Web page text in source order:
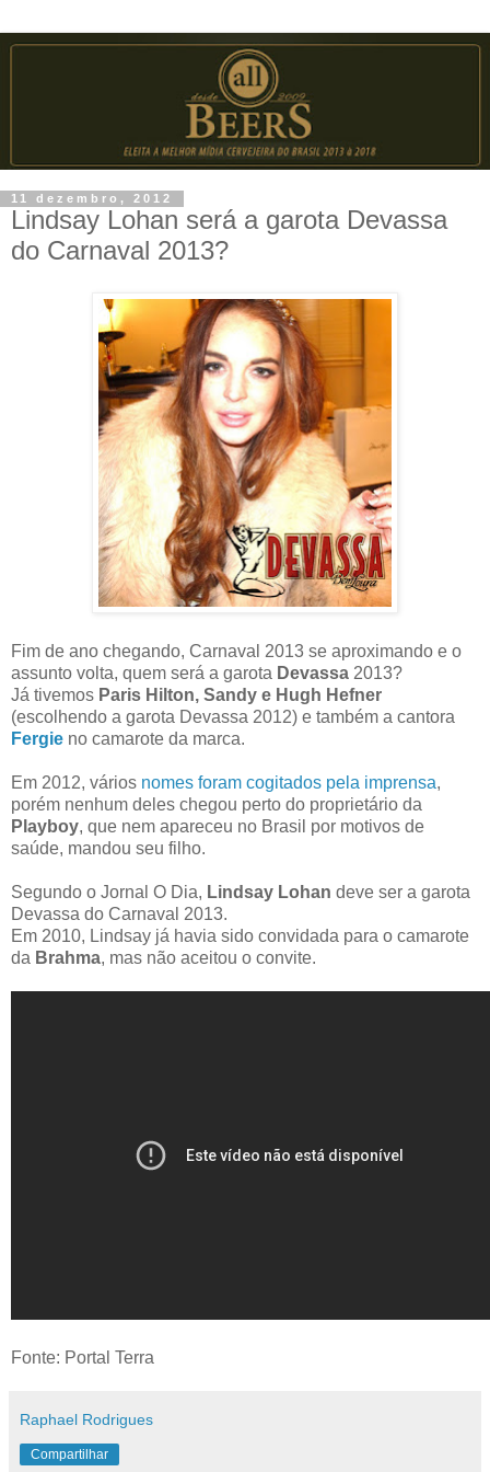
11 dezembro, 2012
Lindsay Lohan será a garota Devassa
do Carnaval 2013?
Fim de ano chegando, Carnaval 2013 se aproximando e o
assunto volta, quem será a garota Devassa 2013?
Já tivemos Paris Hilton, Sandy e Hugh Hefner
(escolhendo a garota Devassa 2012) e também a cantora
Fergie no camarote da marca.
Em 2012, vários nomes foram cogitados pela imprensa,
porém nenhum deles chegou perto do proprietário da
Playboy, que nem apareceu no Brasil por motivos de
saúde, mandou seu filho.
Segundo o Jornal O Dia, Lindsay Lohan deve ser a garota
Devassa do Carnaval 2013.
Em 2010, Lindsay já havia sido convidada para o camarote
da Brahma, mas não aceitou o convite.
Fonte: Portal Terra
Raphael Rodrigues
Compartilhar